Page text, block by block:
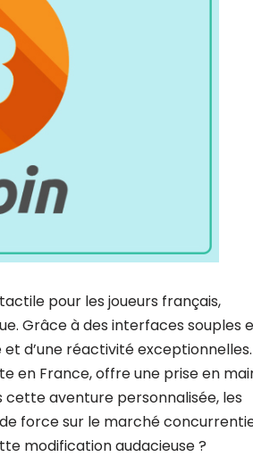
pour les joueurs français,
Grâce à des interfaces souples
d’une réactivité
en France, offre une prise en
cette aventure personnalisée, les
force sur le marché
modification audacieuse ?